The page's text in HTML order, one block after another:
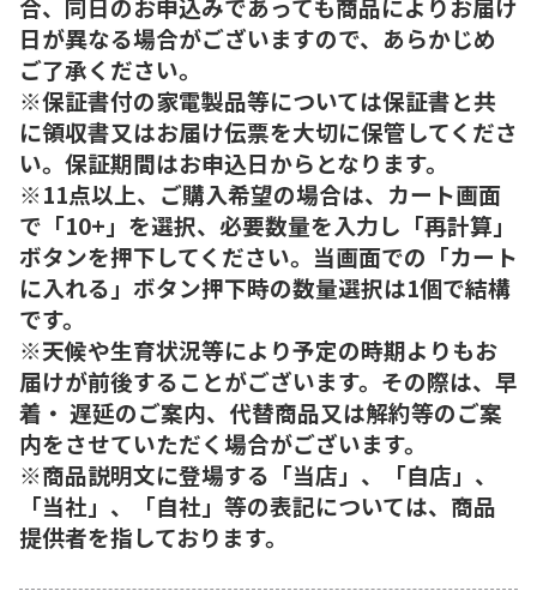
合、同日のお申込みであっても商品によりお届け
日が異なる場合がございますので、あらかじめ
ご了承ください。
※保証書付の家電製品等については保証書と共
に領収書又はお届け伝票を大切に保管してくださ
い。保証期間はお申込日からとなります。
※11点以上、ご購入希望の場合は、カート画面
で「10+」を選択、必要数量を入力し「再計算」
ボタンを押下してください。当画面での「カート
に入れる」ボタン押下時の数量選択は1個で結構
です。
※天候や生育状況等により予定の時期よりもお
届けが前後することがございます。その際は、早
着・ 遅延のご案内、代替商品又は解約等のご案
内をさせていただく場合がございます。
※商品説明文に登場する「当店」、「自店」、
「当社」、「自社」等の表記については、商品
提供者を指しております。